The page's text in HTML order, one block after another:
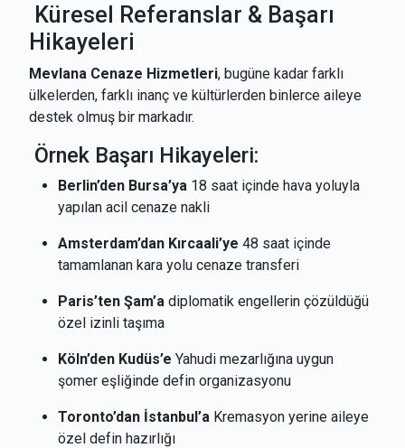
Küresel Referanslar & Başarı
Hikayeleri
Mevlana Cenaze Hizmetleri, bugüne kadar farklı
ülkelerden, farklı inanç ve kültürlerden binlerce aileye
destek olmuş bir markadır.
Örnek Başarı Hikayeleri:
Berlin’den Bursa’ya 18 saat içinde hava yoluyla
yapılan acil cenaze nakli
Amsterdam’dan Kırcaali’ye 48 saat içinde
tamamlanan kara yolu cenaze transferi
Paris’ten Şam’a diplomatik engellerin çözüldüğü
özel izinli taşıma
Köln’den Kudüs’e Yahudi mezarlığına uygun
şomer eşliğinde defin organizasyonu
Toronto’dan İstanbul’a Kremasyon yerine aileye
özel defin hazırlığı